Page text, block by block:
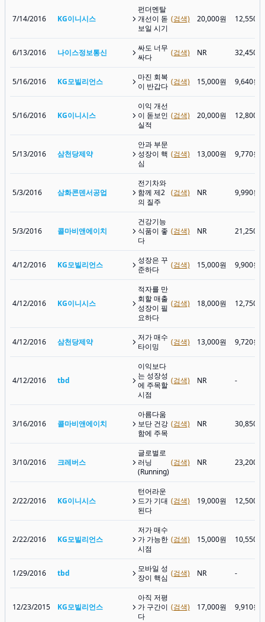
7/14/2016 KG이니시스
펀더멘탈
개선이 돋
보일 시기
(검색) 20,000원 12,550원
6/13/2016 나이스정보통신
싸도 너무
싸다
(검색) NR 32,450원
5/16/2016 KG모빌리언스
마진 회복
이 반갑다 (검색) 15,000원 9,640원
5/16/2016 KG이니시스
이익 개선
이 돋보인
실적
(검색) 20,000원 12,800원
5/13/2016 삼천당제약
안과 부문
성장이 핵
심
(검색) 13,000원 9,770원
5/3/2016 삼화콘덴서공업
전기차와
함께 제2
의 질주
(검색) NR 9,990원
5/3/2016 콜마비앤에이치
건강기능
식품이 좋
다
(검색) NR 21,250원
4/12/2016 KG모빌리언스
성장은 꾸
준하다
(검색) 15,000원 9,900원
4/12/2016 KG이니시스
적자를 만
회할 매출
성장이 필
요하다
(검색) 18,000원 12,750원
4/12/2016 삼천당제약
저가 매수
타이밍
(검색) 13,000원 9,720원
4/12/2016 tbd
이익보다
는 성장성
에 주목할
시점
(검색) NR -
3/16/2016 콜마비앤에이치
아름다움
보단 건강
함에 주목
(검색) NR 30,850원
3/10/2016 크레버스
글로벌로
러닝
(Running)
(검색) NR 23,200원
2/22/2016 KG이니시스
턴어라운
드가 기대
된다
(검색) 19,000원 12,500원
2/22/2016 KG모빌리언스
저가 매수
가 가능한
시점
(검색) 15,000원 10,550원
1/29/2016 tbd
모바일 성
장이 핵심 (검색) NR -
12/23/2015 KG모빌리언스
아직 저평
가 구간이
다
(검색) 17,000원 9,910원